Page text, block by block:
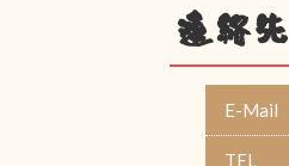
連絡先
E-Mail
TEL